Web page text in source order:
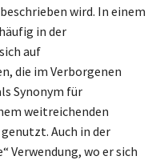
wird. In einem
in der
auf
die im Verborgenen
Synonym für
weitreichenden
Auch in der
Verwendung, wo er sich